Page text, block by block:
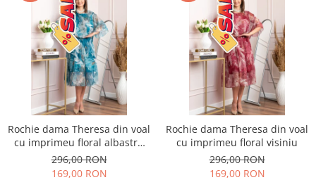
Rochie dama Theresa din voal
cu imprimeu floral albastru
petrol
296,00 RON
169,00 RON
Rochie dama Theresa din voal
cu imprimeu floral visiniu
296,00 RON
169,00 RON